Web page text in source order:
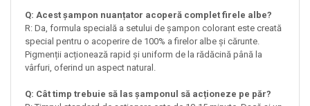
Q: Acest șampon nuanțator acoperă complet firele albe?
R: Da, formula specială a setului de șampon colorant este creată
special pentru o acoperire de 100% a firelor albe și cărunte.
Pigmenții acționează rapid și uniform de la rădăcină până la
vârfuri, oferind un aspect natural.
Q: Cât timp trebuie să las șamponul să acționeze pe păr?